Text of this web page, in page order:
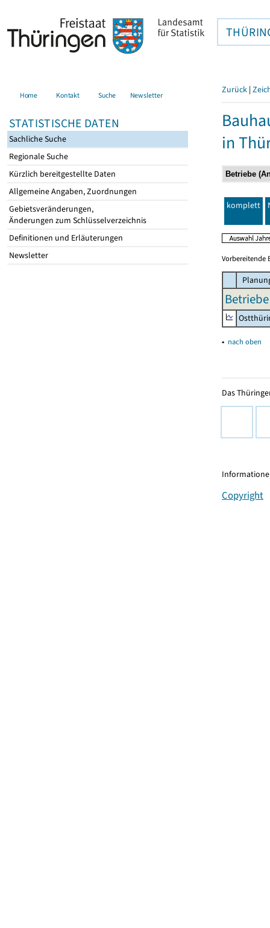
Home Kontakt Suche Newsletter
STATISTISCHE DATEN
Sachliche Suche
Regionale Suche
Kürzlich bereitgestellte Daten
Allgemeine Angaben, Zuordnungen
Gebietsveränderungen,
Änderungen zum Schlüsselverzeichnis
Definitionen und Erläuterungen
Newsletter
Zurück |
in
komplett
Vorbereitende
▴ nach oben
Das
Copyright